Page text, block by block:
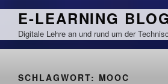
Zum
springen
E-LEARNING BLOG
Digitale Lehre an und rund um der
SCHLAGWORT: MOOC